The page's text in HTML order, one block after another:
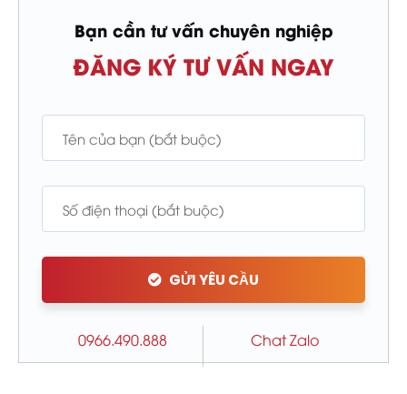
Bạn cần tư vấn chuyên nghiệp
ĐĂNG KÝ TƯ VẤN NGAY
GỬI YÊU CẦU
0966.490.888 Chat Zalo